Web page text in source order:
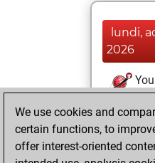
lundi,
2026
=10 -
We use cookies and
certain functions, to
offer interest-oriented